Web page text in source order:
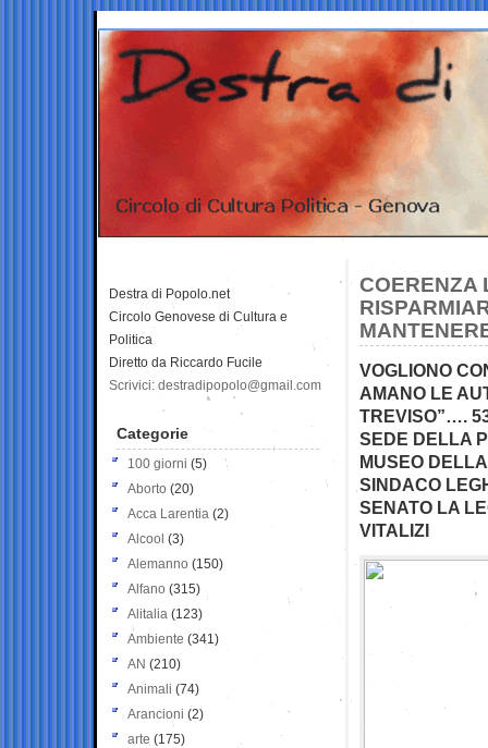
COERENZA
VOGLIONO
AMANO LE
TREVISO”….
SEDE DELLA
MUSEO
SINDACO
SENATO LA
VITALIZI
Destra di Popolo.net
Circolo Genovese di Cultura e
Politica
Diretto da Riccardo Fucile
Scrivici: destradipopolo@gmail.com
Categorie
100 giorni (5)
Aborto (20)
Acca Larentia (2)
Alcool (3)
Alemanno (150)
Alfano (315)
Alitalia (123)
Ambiente (341)
AN (210)
Animali (74)
Arancioni (2)
arte (175)